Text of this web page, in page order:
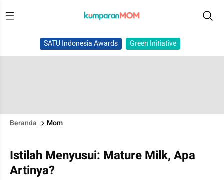
SATU Indonesia Awards Green Initiative
Beranda Mom
Istilah Menyusui: Mature Milk, Apa
Artinya?